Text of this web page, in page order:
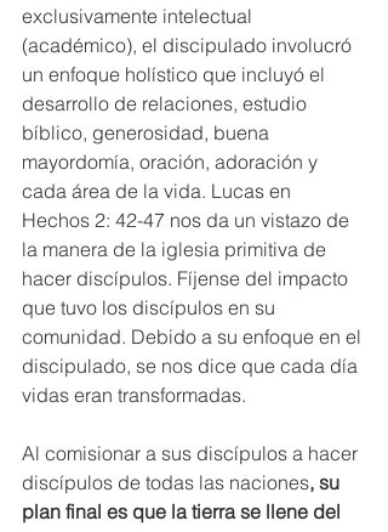
exclusivamente intelectual
(académico), el discipulado involucró
un enfoque holístico que incluyó el
desarrollo de relaciones, estudio
bíblico, generosidad, buena
mayordomía, oración, adoración y
cada área de la vida. Lucas en
Hechos 2: 42-47 nos da un vistazo de
la manera de la iglesia primitiva de
hacer discípulos. Fíjense del impacto
que tuvo los discípulos en su
comunidad. Debido a su enfoque en el
discipulado, se nos dice que cada día
vidas eran transformadas.
Al comisionar a sus discípulos a hacer
discípulos de todas las naciones, su
plan final es que la tierra se llene del